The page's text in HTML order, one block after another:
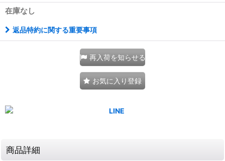
在庫なし
返品特約に関する重要事項
再入荷を知らせる
お気に入り登録
商品詳細